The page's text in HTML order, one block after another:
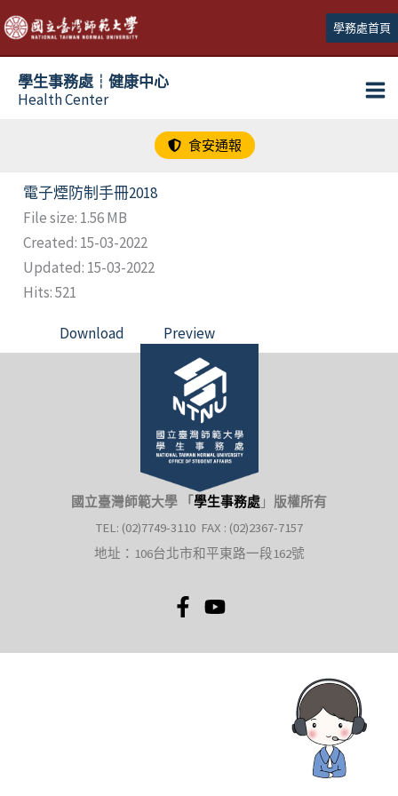
跳
至
主
學務處首頁
學生事務處┆健康中心
Health Center
食安通報
電子煙防制手冊2018
File size: 1.56 MB
Created: 15-03-2022
Updated: 15-03-2022
Hits: 521
Download Preview
國立臺灣師範大學 「 學生事務處 」 版權所有
TEL: (02)7749-3110 FAX : (02)2367-7157
地址：106台北市和平東路一段162號